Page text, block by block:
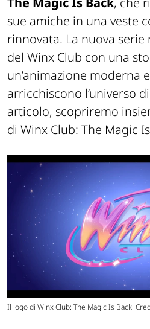
sue amiche in una veste
rinnovata. La nuova
del Winx Club con una
un’animazione moderna
arricchiscono l’universo
articolo, scopriremo
di Winx Club: The Magic
Il logo di Winx Club: The Magic Is Back.